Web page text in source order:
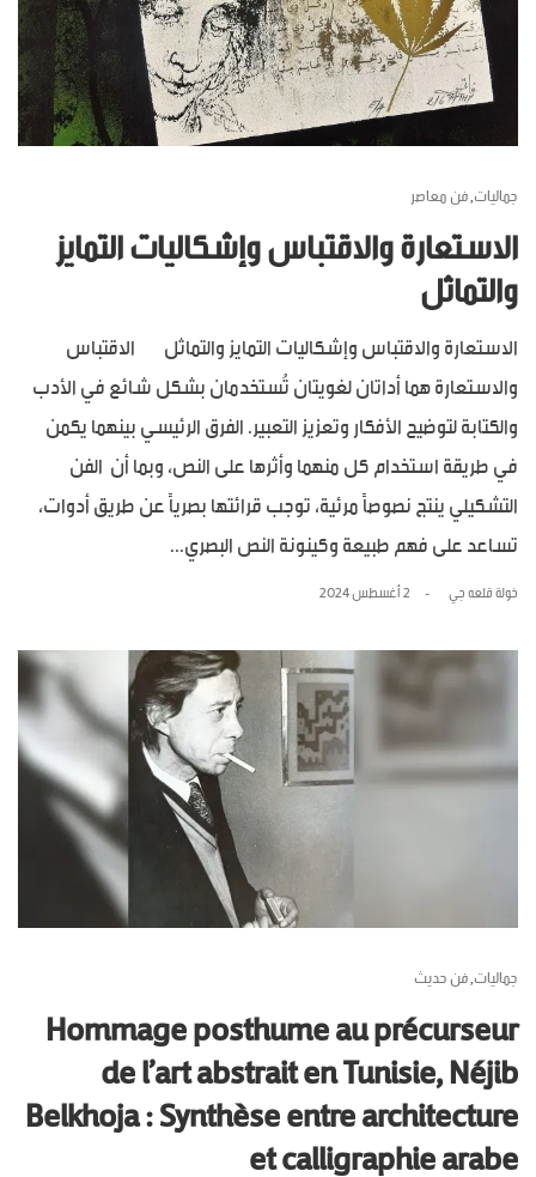
جماليات,فن معاصر
الاستعارة والاقتباس وإشكاليات التمايز
والتماثل
الاستعارة والاقتباس وإشكاليات التمايز والتماثل الاقتباس
والاستعارة هما أداتان لغويتان تُستخدمان بشكل شائع في الأدب
والكتابة لتوضيح الأفكار وتعزيز التعبير. الفرق الرئيسي بينهما يكمن
في طريقة استخدام كل منهما وأثرها على النص، وبما أن الفن
التشكيلي ينتج نصوصاً مرئية، توجب قرائتها بصرياً عن طريق أدوات،
تساعد على فهم طبيعة وكينونة النص البصري...
خولة قلعه جي 2 أغسطس 2024
جماليات,فن حديث
Hommage posthume au précurseur
de l’art abstrait en Tunisie, Néjib
Belkhoja : Synthèse entre architecture
et calligraphie arabe